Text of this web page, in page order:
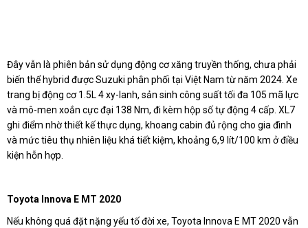
Đây vẫn là phiên bản sử dụng động cơ xăng truyền thống, chưa phải
biến thể hybrid được Suzuki phân phối tại Việt Nam từ năm 2024. Xe
trang bị động cơ 1.5L 4 xy-lanh, sản sinh công suất tối đa 105 mã lực
và mô-men xoắn cực đại 138 Nm, đi kèm hộp số tự động 4 cấp. XL7
ghi điểm nhờ thiết kế thực dụng, khoang cabin đủ rộng cho gia đình
và mức tiêu thụ nhiên liệu khá tiết kiệm, khoảng 6,9 lít/100 km ở điều
kiện hỗn hợp.
Toyota Innova E MT 2020
Nếu không quá đặt nặng yếu tố đời xe, Toyota Innova E MT 2020 vẫn